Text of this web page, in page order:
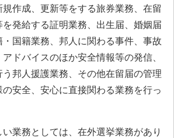
作成、更新等をする旅券業務、在留
発給する証明業務、出生届、婚姻届
国籍業務、邦人に関わる事件、事故
ドバイスのほか安全情報等の発信、
邦人援護業務、その他在留届の管理
安全、安心に直接関わる業務を行っ
業務としては、在外選挙業務があり